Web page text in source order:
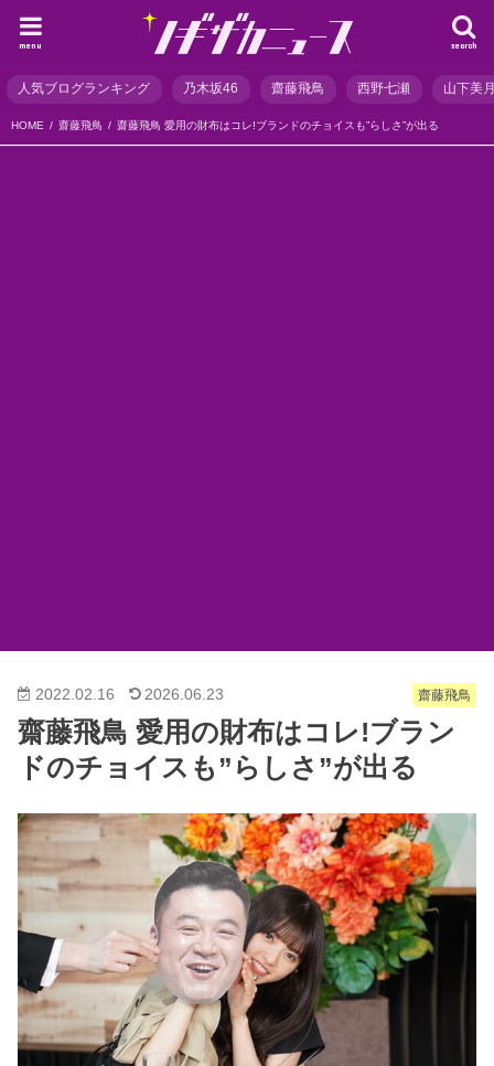
search
menu
人気ブログランキング 乃木坂46 齋藤飛鳥 西野七瀬 山下美
HOME 齋藤飛鳥 齋藤飛鳥 愛用の財布はコレ!ブランドのチョイスも”らしさ”が出る
齋藤飛鳥
2022.02.16 2026.06.23
齋藤飛鳥 愛用の財布はコレ!ブラン
ドのチョイスも”らしさ”が出る